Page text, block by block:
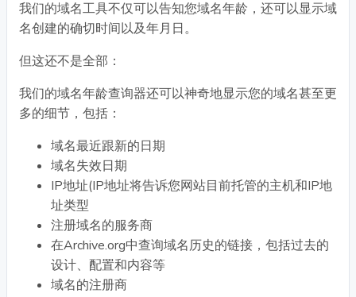
我们的域名工具不仅可以告知您域名年龄，还可以显示域
名创建的确切时间以及年月日。
但这还不是全部：
我们的域名年龄查询器还可以神奇地显示您的域名甚至更
多的细节，包括：
域名最近跟新的日期
域名失效日期
IP地址(IP地址将告诉您网站目前托管的主机和IP地
址类型
注册域名的服务商
在Archive.org中查询域名历史的链接，包括过去的
设计、配置和内容等
域名的注册商